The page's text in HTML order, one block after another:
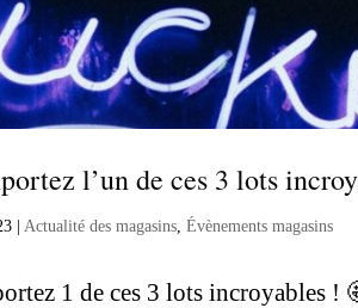
l’un de ces 3 lots
Actualité des magasins ,Évènements magasins
1 de ces 3 lots incroyables !